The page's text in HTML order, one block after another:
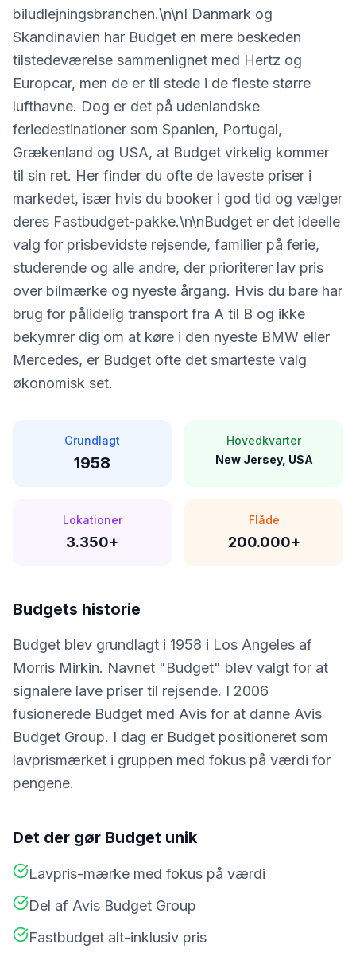
biludlejningsbranchen.\n\nI Danmark og
Skandinavien har Budget en mere beskeden
tilstedeværelse sammenlignet med Hertz og
Europcar, men de er til stede i de fleste større
lufthavne. Dog er det på udenlandske
feriedestinationer som Spanien, Portugal,
Grækenland og USA, at Budget virkelig kommer
til sin ret. Her finder du ofte de laveste priser i
markedet, især hvis du booker i god tid og vælger
deres Fastbudget-pakke.\n\nBudget er det ideelle
valg for prisbevidste rejsende, familier på ferie,
studerende og alle andre, der prioriterer lav pris
over bilmærke og nyeste årgang. Hvis du bare har
brug for pålidelig transport fra A til B og ikke
bekymrer dig om at køre i den nyeste BMW eller
Mercedes, er Budget ofte det smarteste valg
økonomisk set.
Grundlagt
1958
Hovedkvarter
New Jersey, USA
Lokationer
3.350+
Flåde
200.000+
Budgets historie
Budget blev grundlagt i 1958 i Los Angeles af
Morris Mirkin. Navnet "Budget" blev valgt for at
signalere lave priser til rejsende. I 2006
fusionerede Budget med Avis for at danne Avis
Budget Group. I dag er Budget positioneret som
lavprismærket i gruppen med fokus på værdi for
pengene.
Det der gør Budget unik
Lavpris-mærke med fokus på værdi
Del af Avis Budget Group
Fastbudget alt-inklusiv pris